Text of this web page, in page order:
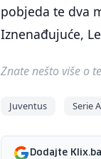
pobjeda te dva
Iznenađujuće,
Znate nešto više o
Juventus Serie A
Dodajte